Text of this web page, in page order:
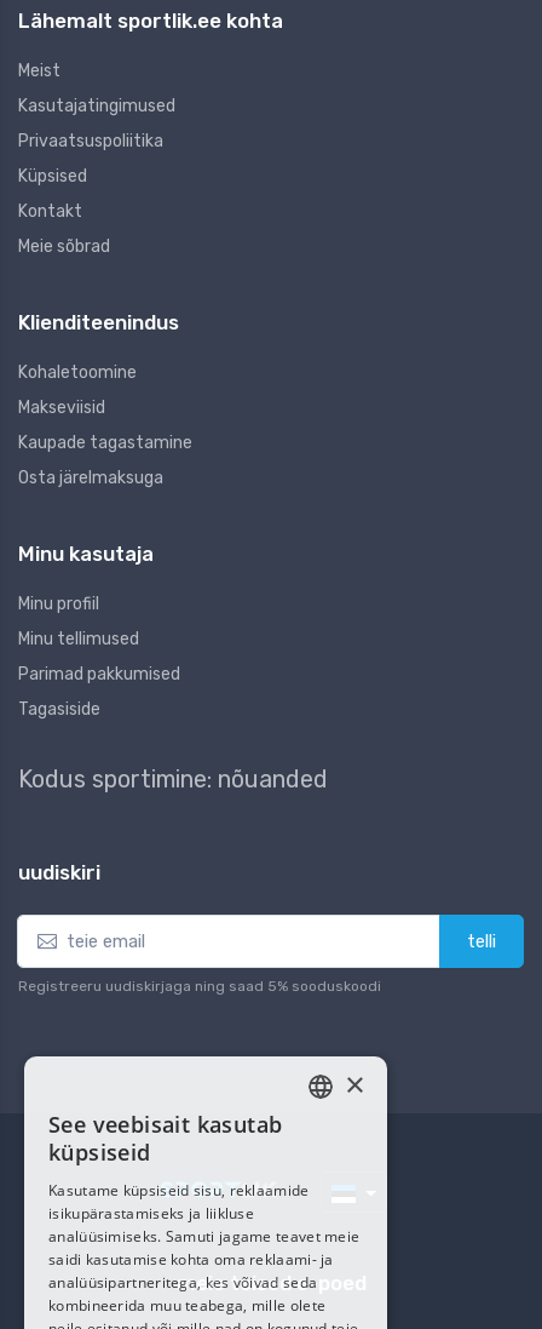
Lähemalt sportlik.ee kohta
Meist
Kasutajatingimused
Privaatsuspoliitika
Küpsised
Kontakt
Meie sõbrad
Klienditeenindus
Kohaletoomine
Makseviisid
Kaupade tagastamine
Osta järelmaksuga
Minu kasutaja
Minu profiil
Minu tellimused
Parimad pakkumised
Tagasiside
Kodus sportimine: nõuanded
uudiskiri
telli
Registreeru uudiskirjaga ning saad 5% sooduskoodi
meie teised e-poed
×
See veebisait kasutab
küpsiseid
Kasutame küpsiseid sisu, reklaamide
isikupärastamiseks ja liikluse
analüüsimiseks. Samuti jagame teavet meie
saidi kasutamise kohta oma reklaami- ja
analüüsipartneritega, kes võivad seda
kombineerida muu teabega, mille olete